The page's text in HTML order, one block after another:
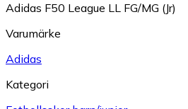
Adidas F50 League LL FG/MG (Jr)
Varumärke
Adidas
Kategori